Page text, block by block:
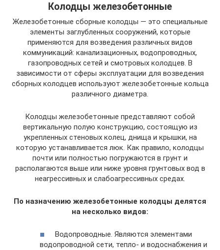
Колодцы железобетонные
Железобетонные сборные колодцы — это специальные
элементы заглубленных сооружений, которые
применяются для возведения различных видов
коммуникаций: канализационных, водопроводных,
газопроводных сетей и смотровых колодцев. В
зависимости от сферы эксплуатации для возведения
сборных колодцев используют железобетонные кольца
различного диаметра.
Колодцы железобетонные представляют собой
вертикальную полую конструкцию, состоящую из
укрепленных стеновых колец, днища и крышки, на
которую устанавливается люк. Как правило, колодцы
почти или полностью погружаются в грунт и
располагаются выше или ниже уровня грунтовых вод в
неагрессивных и слабоагрессивных средах.
По назначению железобетонные колодцы делятся
на несколько видов:
Водопроводные. Являются элементами
водопроводной сети, тепло- и водоснабжения и